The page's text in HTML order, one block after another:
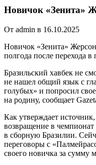
Новичок «Зенита»
От admin в 16.10.2025
Новичок «Зенита»
полгода после перехода в
Бразильский хавбек не
не нашел общий язык с
голубых» и попросил
на родину, сообщает
Как утверждает
возвращение в
в сборную Бразилии.
переговоры с
своего новичка за сумму